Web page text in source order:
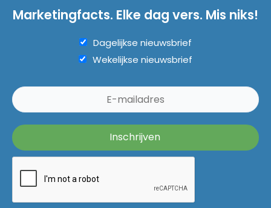
Marketingfacts. Elke dag vers. Mis niks!
Dagelijkse nieuwsbrief
Wekelijkse nieuwsbrief